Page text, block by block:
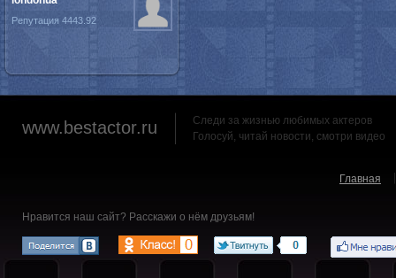
Репутация 4443.92
www.bestactor.ru
Следи за жизнью любимых актеров
Голосуй, читай новости, смотри видео
Главная
Нравится наш сайт? Расскажи о нём друзьям!